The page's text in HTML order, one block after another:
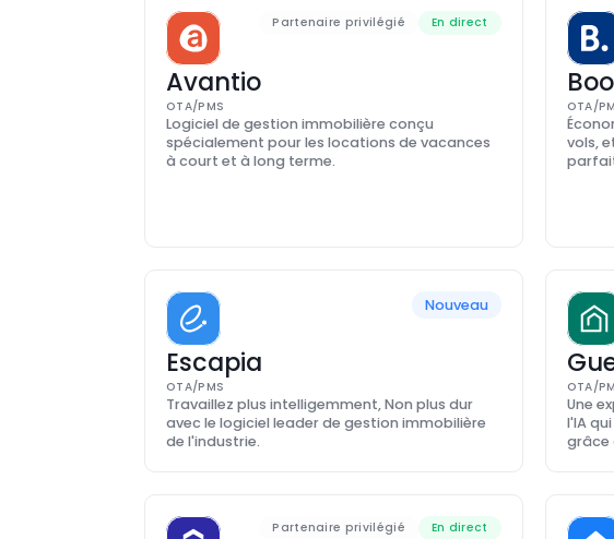
Partenaire privilégié En direct
Avantio
OTA/PMS
Logiciel de gestion immobilière conçu
spécialement pour les locations de vacances
à court et à long terme.
OTA/
vols,
Nouveau
Escapia
OTA/PMS
Travaillez plus intelligemment, Non plus dur
avec le logiciel leader de gestion immobilière
de l'industrie.
OTA/
Une
l'IA
grâce
Partenaire privilégié En direct